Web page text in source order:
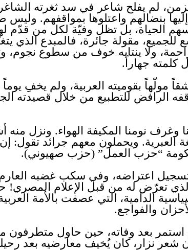
لم يفلح شاعر في سد ثغرته
بنضالهم واعتلوها بمواقفهم. وليس
الحياة، بل تظل وفيّة لكل من قدّم لها
مقولة جائرة، فالمبدع الذي
ولا ينتابه خوف من سطوع نجوم،
كلمته جهاراً.
مولّهاً بقوميته العربية، ولم يخفِِ
الرافض للتطبيع من خلال قصيدته
وغرف نومنا المكيفة الهواء. ونزل
العبرية. ويحملون معهم جرائد تقول:
حكومة “حزب العمل” (حزب صهيوني).
اعتراضه، وفي سكب غضبه
تعرّض له من قبل الإعلام المصري!
الدامية، التي عصفت بالأمة
والفواجع.
بعد وفاته، حين حاول متطرفون
أن شعر نزار، كان يُخيف معارضيه بعد